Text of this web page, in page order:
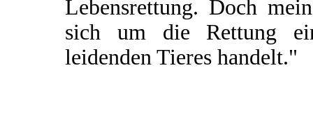
Lebensrettung. Doch
sich um die Rettung
leidenden Tieres handelt."